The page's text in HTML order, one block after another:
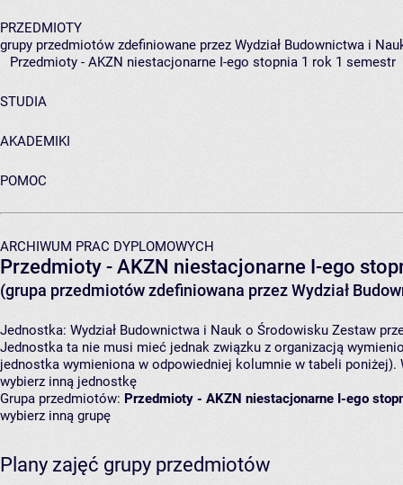
PRZEDMIOTY
grupy przedmiotów zdefiniowane przez Wydział Budownictwa i
Przedmioty - AKZN niestacjonarne I-ego stopnia 1 rok 1 semestr
STUDIA
AKADEMIKI
POMOC
ARCHIWUM PRAC DYPLOMOWYCH
Przedmioty - AKZN niestacjonarne I-ego
(grupa przedmiotów zdefiniowana przez Wydział
Jednostka: Wydział Budownictwa i Nauk o Środowisku Zestaw
Jednostka ta nie musi mieć jednak związku z organizacją
jednostka wymieniona w odpowiedniej kolumnie w tabeli
wybierz inną jednostkę
Grupa przedmiotów: Przedmioty - AKZN niestacjonarne I-ego
wybierz inną grupę
Plany zajęć grupy przedmiotów